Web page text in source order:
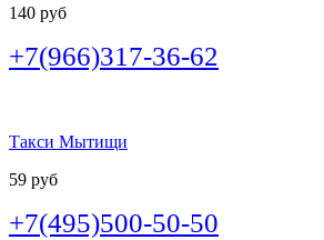
140 руб
+7(966)317-36-62
Такси Мытищи
59 руб
+7(495)500-50-50